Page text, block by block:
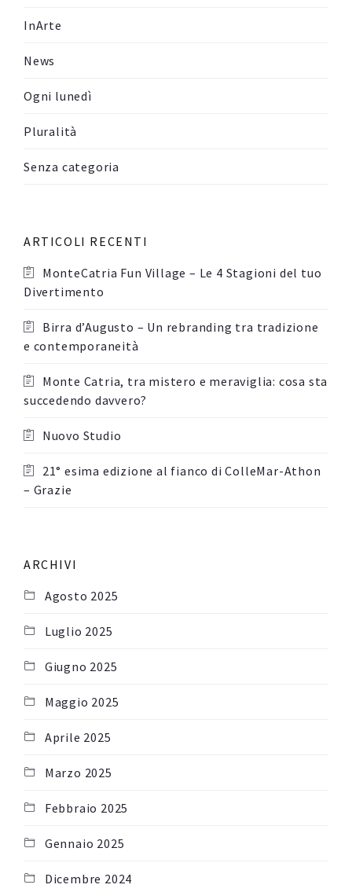
InArte
News
Ogni lunedì
Pluralità
Senza categoria
ARTICOLI RECENTI
MonteCatria Fun Village – Le 4 Stagioni del tuo
Divertimento
Birra d’Augusto – Un rebranding tra tradizione
e contemporaneità
Monte Catria, tra mistero e meraviglia: cosa sta
succedendo davvero?
Nuovo Studio
21° esima edizione al fianco di ColleMar-Athon
– Grazie
ARCHIVI
Agosto 2025
Luglio 2025
Giugno 2025
Maggio 2025
Aprile 2025
Marzo 2025
Febbraio 2025
Gennaio 2025
Dicembre 2024